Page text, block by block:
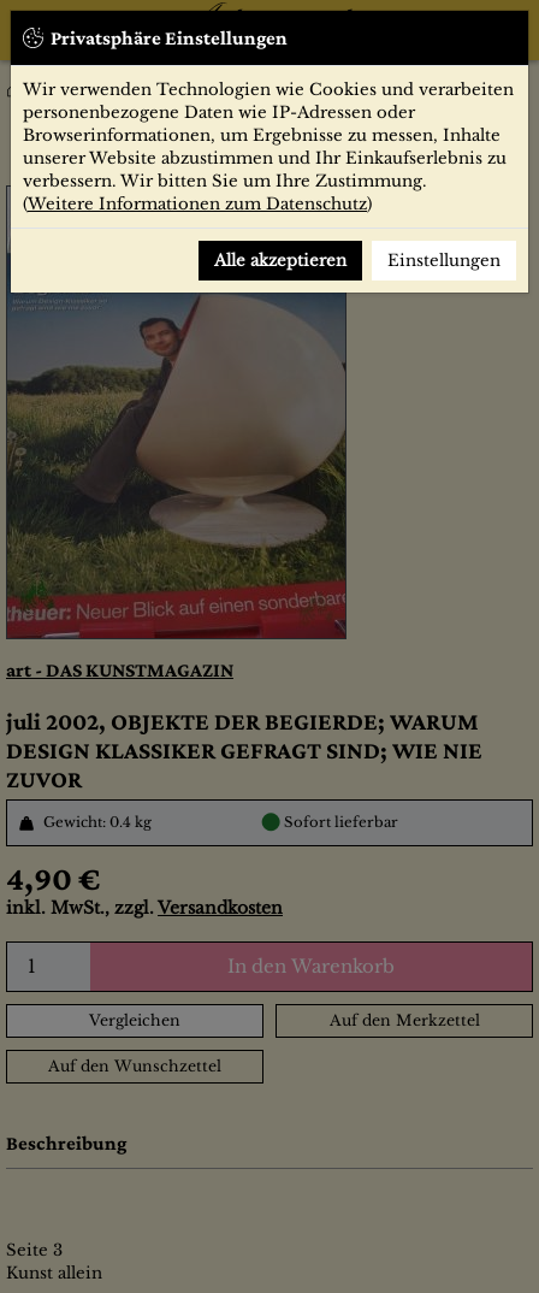
Privatsphäre Einstellungen
Wir verwenden Technologien wie Cookies und verarbeiten
personenbezogene Daten wie IP-Adressen oder
Browserinformationen, um Ergebnisse zu messen, Inhalte
unserer Website abzustimmen und Ihr Einkaufserlebnis zu
verbessern. Wir bitten Sie um Ihre Zustimmung.
(Weitere Informationen zum Datenschutz)
Alle akzeptieren Einstellungen
Zeitschriften Art-Kunstmagazin Jahrgang 2002
juli 2002, OBJEKTE DER BEGIERDE; WARUM DESIGN
KLASSIKER GEFRAGT SIND; WIE NIE ZUVOR
art - DAS KUNSTMAGAZIN
juli 2002, OBJEKTE DER BEGIERDE; WARUM
DESIGN KLASSIKER GEFRAGT SIND; WIE NIE
ZUVOR
Gewicht: 0.4 kg ● Sofort lieferbar
4,90 €
inkl. MwSt., zzgl. Versandkosten
In den Warenkorb
Vergleichen Auf den Merkzettel
Auf den Wunschzettel
Beschreibung
Seite 3
Kunst allein